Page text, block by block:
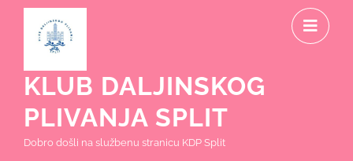
content
KLUB DALJINSKOG
PLIVANJA SPLIT
Dobro došli na službenu stranicu KDP Split